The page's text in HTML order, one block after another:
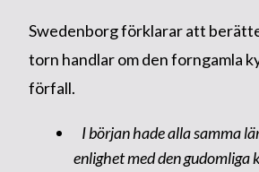
Swedenborg förklarar att
torn handlar om den forngamla
förfall.
I början hade alla samma
enlighet med den gudomliga